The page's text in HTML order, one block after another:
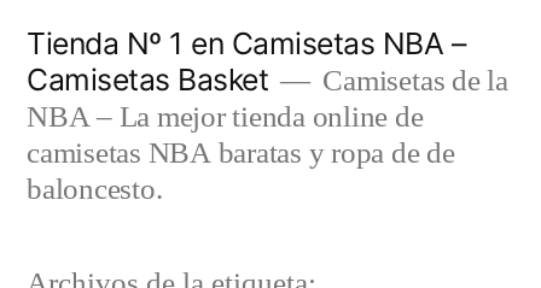
contenido
Tienda Nº 1 en Camisetas NBA –
Camisetas Basket
Camisetas de la
NBA – La mejor tienda online de
camisetas NBA baratas y ropa de de
baloncesto.